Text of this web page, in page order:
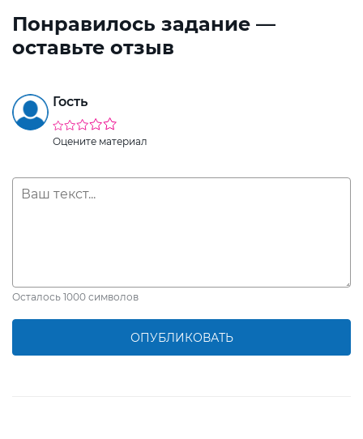
Понравилось задание —
оставьте отзыв
Гость
Оцените материал
Осталось 1000 символов
ОПУБЛИКОВАТЬ